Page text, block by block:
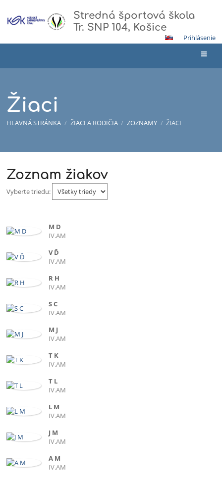
Stredná športová škola
Tr. SNP 104, Košice
Prihlásenie
Žiaci
HLAVNÁ STRÁNKA / ŽIACI A RODIČIA / ZOZNAMY / ŽIACI
Zoznam žiakov
Vyberte triedu:
M D
IV.AM
V Ď
IV.AM
R H
IV.AM
S C
IV.AM
M J
IV.AM
T K
IV.AM
T L
IV.AM
L M
IV.AM
J M
IV.AM
A M
IV.AM